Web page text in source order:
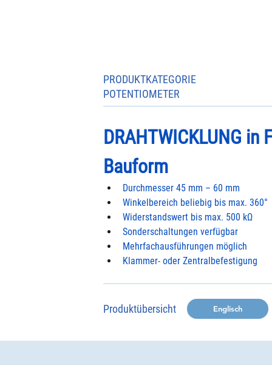
PRODUKTKATEGORIE
POTENTIOMETER
DRAHTWICKLUNG in
Bauform
​Durchmesser 45 mm – 60 mm
Winkelbereich beliebig bis max. 360°
Widerstandswert bis max. 500 kΩ
Sonderschaltungen verfügbar
Mehrfachausführungen möglich
Klammer- oder Zentralbefestigung
Produktübersicht Englisch